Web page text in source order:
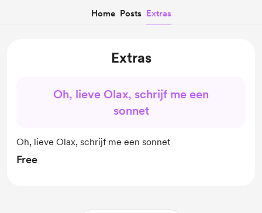
Home Posts Extras
Extras
Oh, lieve Olax, schrijf me een
sonnet
Oh, lieve Olax, schrijf me een sonnet
Free